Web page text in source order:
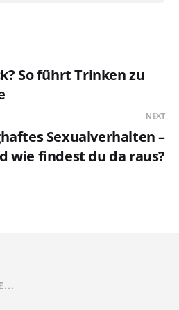
So führt Trinken zu
NEXT
Sexualverhalten –
wie findest du da raus?